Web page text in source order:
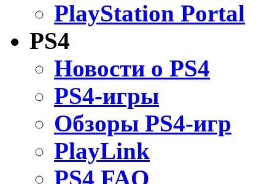
PlayStation Portal
PS4
Новости о PS4
PS4-игры
Обзоры PS4-игр
PlayLink
PS4 FAQ